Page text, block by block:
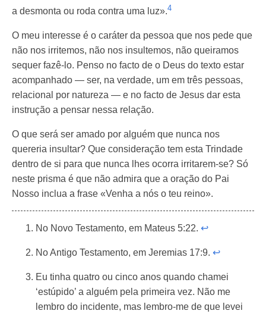
a desmonta ou roda contra uma luz».4
O meu interesse é o caráter da pessoa que nos pede que
não nos irritemos, não nos insultemos, não queiramos
sequer fazê-lo. Penso no facto de o Deus do texto estar
acompanhado — ser, na verdade, um em três pessoas,
relacional por natureza — e no facto de Jesus dar esta
instrução a pensar nessa relação.
O que será ser amado por alguém que nunca nos
quereria insultar? Que consideração tem esta Trindade
dentro de si para que nunca lhes ocorra irritarem-se? Só
neste prisma é que não admira que a oração do Pai
Nosso inclua a frase «Venha a nós o teu reino».
No Novo Testamento, em Mateus 5:22. ↩︎
No Antigo Testamento, em Jeremias 17:9. ↩︎
Eu tinha quatro ou cinco anos quando chamei
‘estúpido’ a alguém pela primeira vez. Não me
lembro do incidente, mas lembro-me de que levei